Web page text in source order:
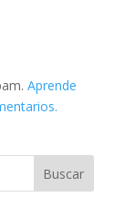
Aprende